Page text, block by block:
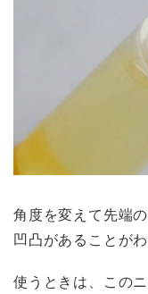
角度を変えて先端
凹凸があることがわ
使うときは、この